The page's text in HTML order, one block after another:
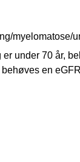
myelomatose/
under 70 år,
en